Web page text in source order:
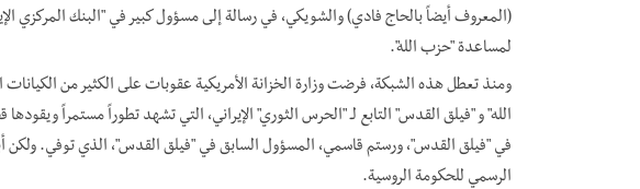
لمساعدة "حزب الله".
ومنذ تعطل هذه الشبكة، فرضت وزارة الخزانة الأمريكية عقوبات على الكثير من
الله" و "فيلق القدس" التابع لـ "الحرس الثوري" الإيراني، التي تشهد تطوراً مستمراً ويقودها
في "فيلق القدس"، ورستم قاسمي، المسؤول السابق في "فيلق القدس"، الذي توفي. ولكن
الرسمي للحكومة الروسية.